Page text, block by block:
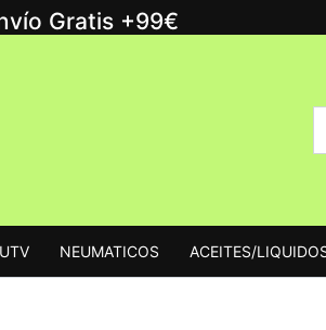
Gratis +99€
NEUMATICOS ACEITES/